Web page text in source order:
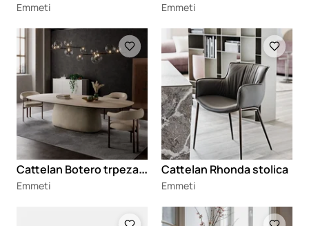
Emmeti Emmeti
Loading
C
attelan Botero trpezarijski sto
Emmeti
Loading
Cattelan Rhonda stolica
Emmeti
Loading